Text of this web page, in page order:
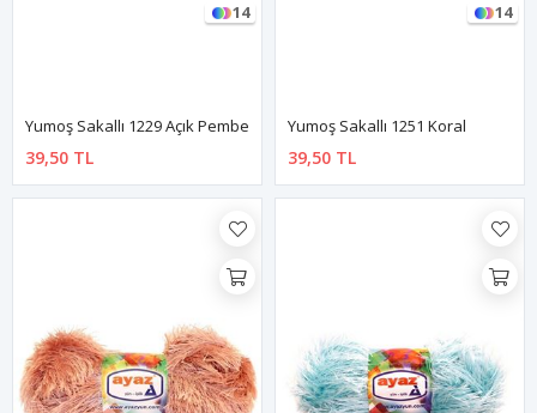
14
Yumoş Sakallı 1229 Açık Pembe
39,50 TL
14
Yumoş Sakallı 1251 Koral
39,50 TL